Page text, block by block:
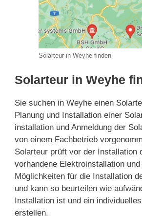
Solarteur in Weyhe finden
Solarteur in Weyhe
Sie suchen in Weyhe einen
Planung und Installation einer
installation und Anmeldung der
von einem Fachbetrieb
Solarteur prüft vor der Installation
vorhandene Elektroinstallation und
Möglichkeiten für die Installation
und kann so beurteilen wie
Installation ist und ein
erstellen.